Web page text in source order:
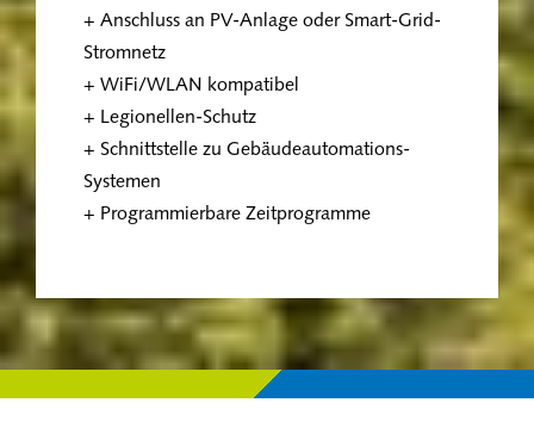
+ Anschluss an PV-Anlage oder Smart-Grid-
Stromnetz
+ WiFi/WLAN kompatibel
+ Legionellen-Schutz
+ Schnittstelle zu Gebäudeautomations-
Systemen
+ Programmierbare Zeitprogramme